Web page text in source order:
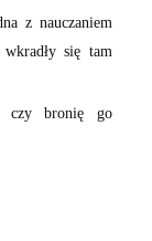
z nauczaniem
się tam
czy bronię go